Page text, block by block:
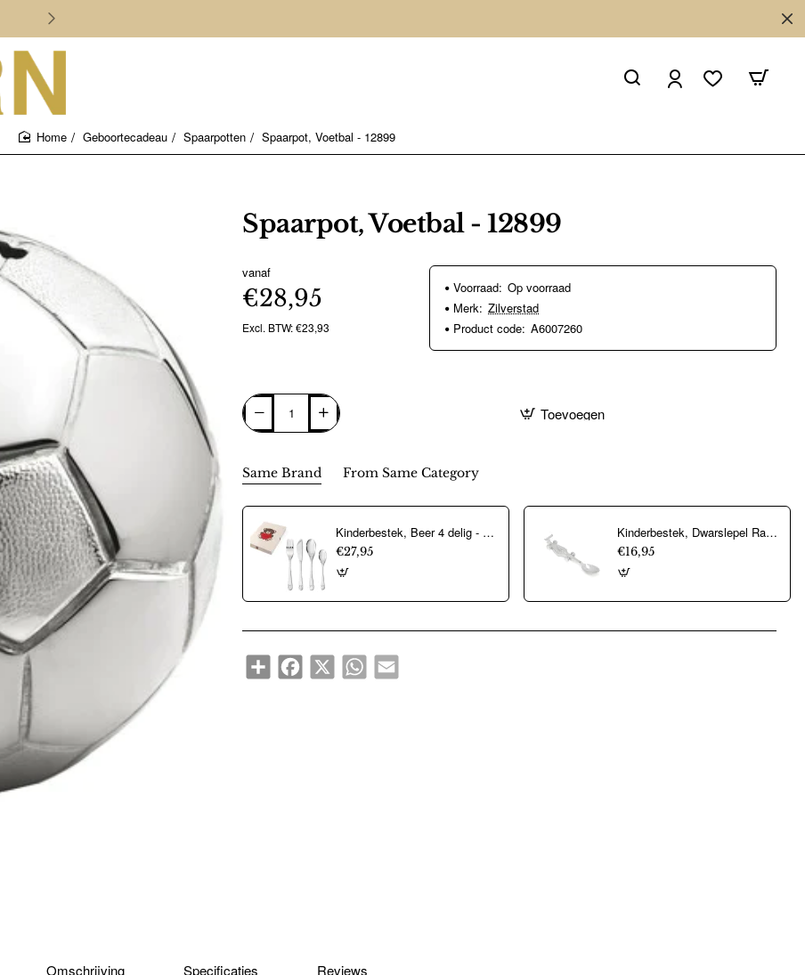
Geboortecadeau Spaarpotten Spaarpot, Voetbal - 12899
Spaarpot, Voetbal - 12899
vanaf
€28,95
Excl. BTW: €23,93
Voorraad: Op voorraad
Merk: Zilverstad
Product code: A6007260
Toevoegen
Same Brand From Same Category
Kinderbestek, Beer 4 delig - Zilverstad - 21013
€27,95
Kinderbestek, Dwarslepel Raceauto verzilverd gelakt (15,2x2,9x2,3cm.) - 22769
€16,95
ShareFacebook
X WhatsAppEmail
Omschrijving Specificaties Reviews